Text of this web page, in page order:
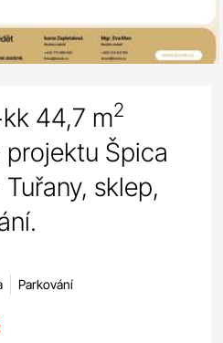
44,7 m2
projektu Špica
sklep,
Parkování